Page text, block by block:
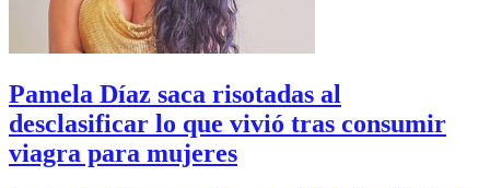
Pamela Díaz saca risotadas al
desclasificar lo que vivió tras consumir
viagra para mujeres